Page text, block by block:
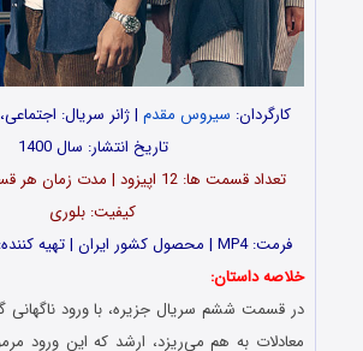
کارگردان: سیروس مقدم | ژانر سریال:
تاریخ انتشار: سال 1400
کیفیت: بلوری
فرمت: MP4 | محصول کشور ایران | تهیه کننده: منوچهر محمدی
خلاصه داستان:
در قسمت ششم سریال جزیره، با ورود ناگهانی
معادلات به هم می‌ریزد، ارشد که این ورود